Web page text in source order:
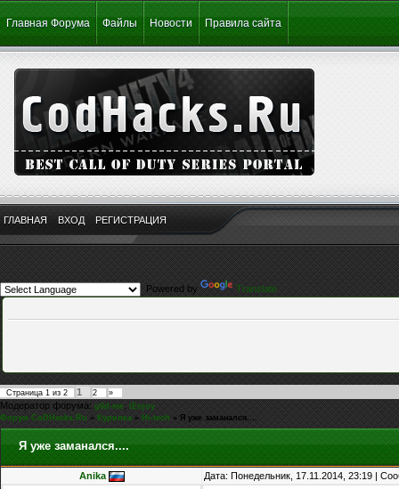
Главная Форума Файлы Новости Правила сайта
ГЛАВНАЯ ВХОД РЕГИСТРАЦИЯ
Powered by Translate
Страница 1 из 2 1 2 »
Модератор форума:g0d-me,iEnjoy
Форум CoDHacks.Ru » Курилка » Hi-tech » Я уже заманался....
Я уже заманался....
Anika Дата: Понедельник, 17.11.2014, 23:19 |